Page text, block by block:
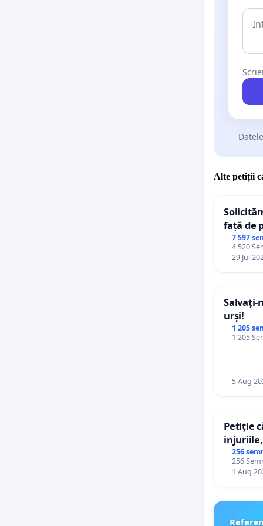
Alte petiții
față de
7 597
4 520
29 Jul
Salvați-
urși!
1 205
1 205
5 Aug
Petiție
către
256
256
1 Aug